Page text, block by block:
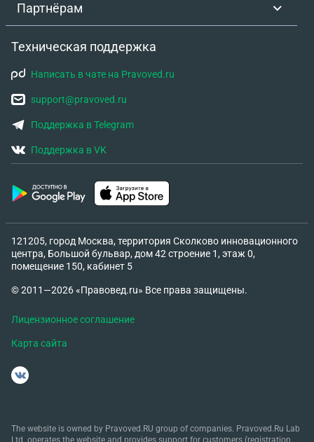
Партнёрам
Техническая поддержка
Написать в чате на Pravoved.ru
support@pravoved.ru
Поддержка в Telegram
Поддержка в VK
121205, город Москва, территория Сколково инновационного
центра, Большой бульвар, дом 42 строение 1, этаж 0,
помещение 150, кабинет 5
© 2011—2026 «Правовед.ru» Все права защищены.
Лицензионное соглашение
Карта сайта
The website is owned by Pravoved.RU group of companies. Pravoved.Ru Lab
Ltd. operates the website and provides support for customers (registration